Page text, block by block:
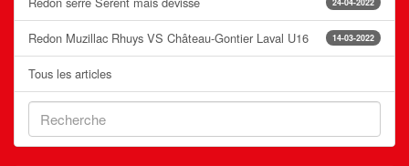
14-03-2022
Redon Muzillac Rhuys VS Château-Gontier Laval U16
Tous les articles